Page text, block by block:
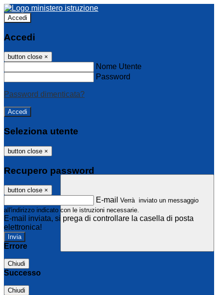
Accedi
Accedi
button close ×
Nome Utente
Password
Password dimenticata?
Seleziona utente
button close ×
Recupero password
button close ×
E-mail Verrà inviato un messaggio
all'indirizzo indicato con le istruzioni necessarie.
E-mail inviata, si prega di controllare la casella di posta
elettronica!
Errore
Chiudi
Successo
Chiudi